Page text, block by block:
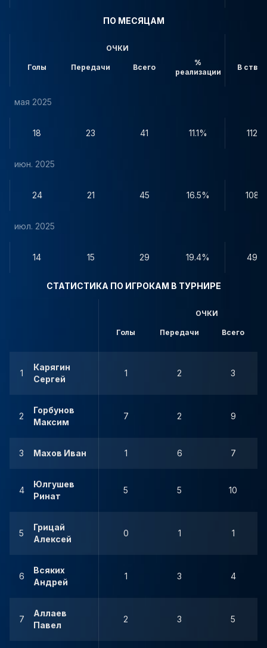
ПО МЕСЯЦАМ
ОЧКИ
Голы Передачи Всего
%
реализации
В створ
мая 2025
18 23 41 11.1% 112
июн. 2025
24 21 45 16.5% 108
июл. 2025
14 15 29 19.4% 49
СТАТИСТИКА ПО ИГРОКАМ В ТУРНИРЕ
ОЧКИ
Голы Передачи Всего
1
Карягин
Сергей
1 2 3
2
Горбунов
Максим
7 2 9
3 Махов Иван 1 6 7
4
Юлгушев
Ринат
5 5 10
5
Грицай
Алексей
0 1 1
6
Всяких
Андрей
1 3 4
7
Аллаев
Павел
2 3 5